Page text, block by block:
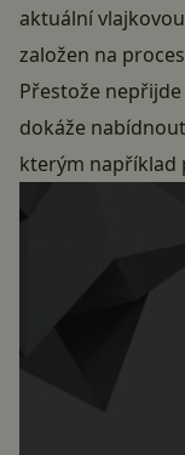
aktuální
založen na
Přestože
dokáže
kterým například